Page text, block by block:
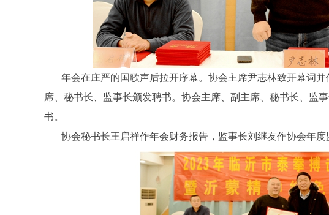
年会在庄严的国歌声后拉开序幕。协会主席尹志林致开幕词
席、秘书长、监事长颁发聘书。协会主席、副主席、秘书长、监
书。
协会秘书长王启祥作年会财务报告，监事长刘继友作协会年度